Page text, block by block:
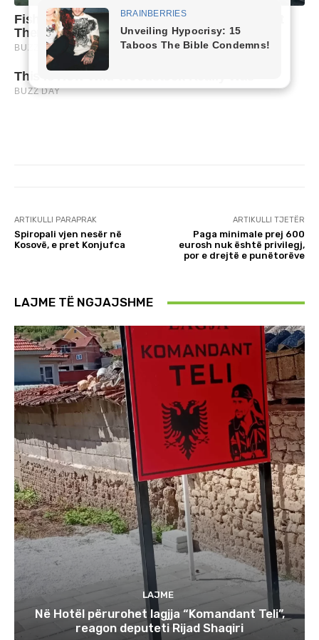
ARTIKULLI PARAPRAK
Spiropali vjen nesër në
Kosovë, e pret Konjufca
ARTIKULLI TJETËR
Paga minimale prej 600
eurosh nuk është privilegj,
por e drejtë e punëtorëve
LAJME TË NGJAJSHME
LAJME
Në Hotël përurohet lagjja “Komandant Teli”,
reagon deputeti Rijad Shaqiri